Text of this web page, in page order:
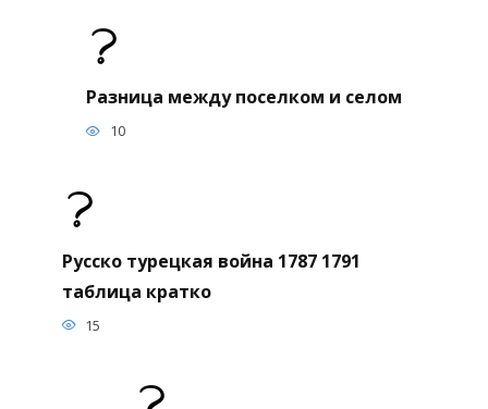
Разница между поселком и селом
10
Русско турецкая война 1787 1791
таблица кратко
15